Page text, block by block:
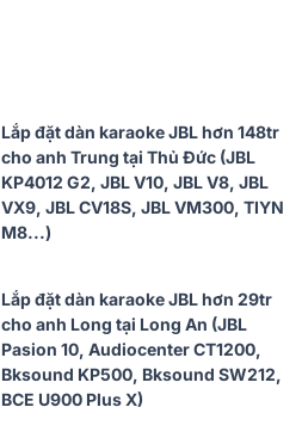
Lắp đặt dàn karaoke JBL hơn 148tr
cho anh Trung tại Thủ Đức (JBL
KP4012 G2, JBL V10, JBL V8, JBL
VX9, JBL CV18S, JBL VM300, TIYN
M8...)
Lắp đặt dàn karaoke JBL hơn 29tr
cho anh Long tại Long An (JBL
Pasion 10, Audiocenter CT1200,
Bksound KP500, Bksound SW212,
BCE U900 Plus X)